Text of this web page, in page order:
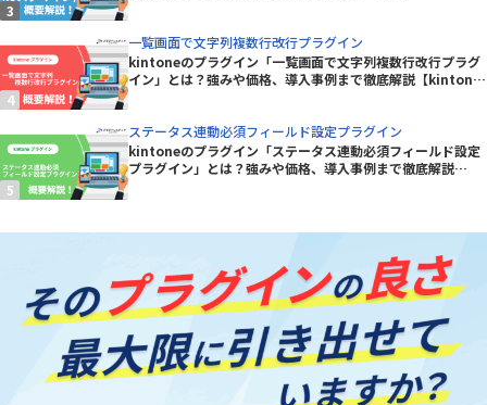
一覧画面で文字列複数行改行プラグイン
kintoneのプラグイン「一覧画面で文字列複数行改行プラグ
イン」とは？強みや価格、導入事例まで徹底解説【kintone
ステータス連動必須フィールド設定プラグイン
kintoneのプラグイン「ステータス連動必須フィールド設定
プラグイン」とは？強みや価格、導入事例まで徹底解説